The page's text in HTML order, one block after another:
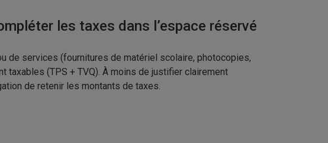
les taxes dans l’espace réservé
de services (fournitures de matériel scolaire, photocopies,
(TPS + TVQ). À moins de justifier clairement
de retenir les montants de taxes.